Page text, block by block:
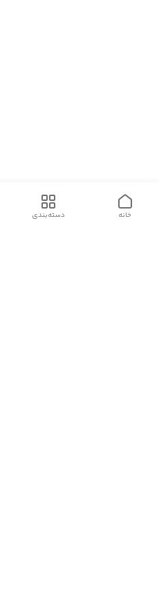
دسته‌بندی خانه